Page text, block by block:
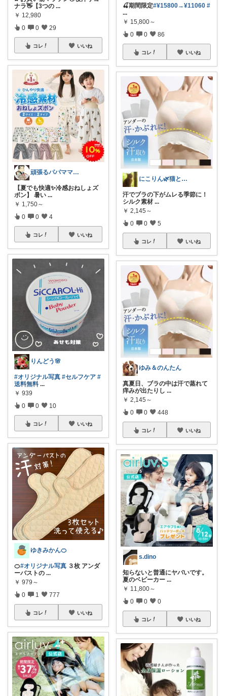
ナラ👋【3つの ...
￥ 12,980
0 0 29
コレ いいね
頑張るパパママ応援隊@育児・子供用品紹介
【夏でも快適✨冷感おねしょズ
ボン】 暑い ...
￥ 1,750～
0 0 4
コレ いいね
りんどう🌸
#オリジナル写真 #セルフケア #
送料無料 ...
￥ 939
0 0 10
コレ いいね
ゆきみかん🍊
🍊#オリジナル写真 ３枚 アンダ
ーバストの ...
￥ 979～
0 1 777
コレ いいね
🍒期間限定#¥15800→¥11060 #
...
￥ 15,800～
0 0 86
コレ いいね
にこりん🌿猫と暮らす主婦のROOM😹
汗でブラの下がムレる季節に！
シルク素材 ...
￥ 2,145～
0 0 5
コレ いいね
ゆみ＆のんたん
真夏日、ブラの中は汗で蒸れて
痒みが出たりし ...
￥ 2,145～
0 0 448
コレ いいね
s.dino
知らないと普通にヤバいです。
夏のベビーカー ...
￥ 11,800～
0 0 0
コレ いいね